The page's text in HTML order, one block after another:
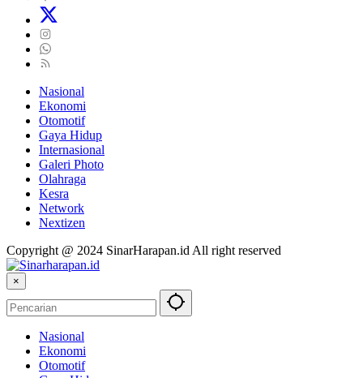
Nasional
Ekonomi
Otomotif
Gaya Hidup
Internasional
Galeri Photo
Olahraga
Kesra
Network
Nextizen
Copyright @ 2024 SinarHarapan.id All right reserved
×
Nasional
Ekonomi
Otomotif